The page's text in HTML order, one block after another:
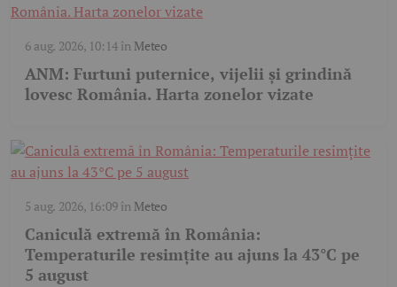
6 aug. 2026, 10:14în Meteo
ANM: Furtuni puternice, vijelii și grindină
lovesc România. Harta zonelor vizate
5 aug. 2026, 16:09în Meteo
Caniculă extremă în România:
Temperaturile resimțite au ajuns la 43°C pe
5 august